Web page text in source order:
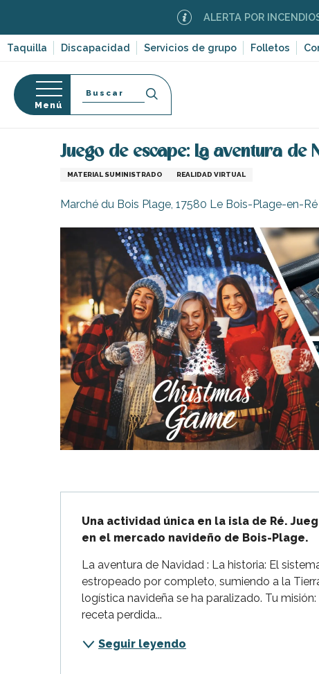
contenu
principal
Taquilla Discapacidad Servicios de grupo Folletos
ALERTA POR INCENDIOS
sur-
Portes-en-Ré
Plage
Martin-de-Ré
Marie-de-Ré
Menú
Buscar
Página Web
Juego de escape: La aventura de
MATERIAL SUMINISTRADO REALIDAD VIRTUAL
Marché du Bois Plage, 17580 Le Bois-Plage-en-Ré
Una actividad única en la isla de Ré.
en el mercado navideño de Bois-Plage.
La aventura de Navidad : La historia: El
estropeado por completo, sumiendo a la
logística navideña se ha paralizado. Tu
receta perdida...
Seguir leyendo